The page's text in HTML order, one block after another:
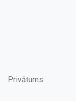
Privātums